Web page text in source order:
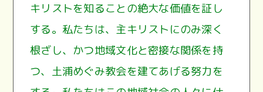
キリストを知ることの絶大な価値を証し
する。私たちは、主キリストにのみ深く
根ざし、かつ地域文化と密接な関係を持
つ、土浦めぐみ教会を建てあげる努力を